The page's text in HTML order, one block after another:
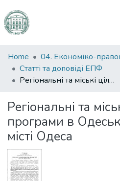
Communities
&
Collections
Statistics
Home
Статті та доповіді ЕПФ
Регіональні та міські цільові програми в Одеській області та в місті Одеса
Регіональні та
програми в
місті Одеса